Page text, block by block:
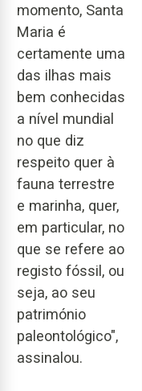
momento, Santa
Maria é
certamente uma
das ilhas mais
bem conhecidas
a nível mundial
no que diz
respeito quer à
fauna terrestre
e marinha, quer,
em particular, no
que se refere ao
registo fóssil, ou
seja, ao seu
património
paleontológico",
assinalou.